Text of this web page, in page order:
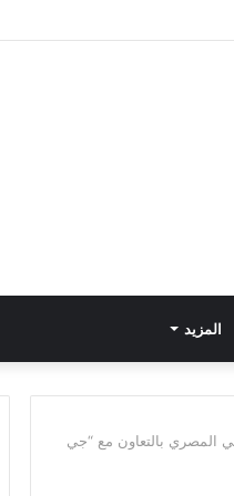
المزيد
المصري بالتعاون مع “جي